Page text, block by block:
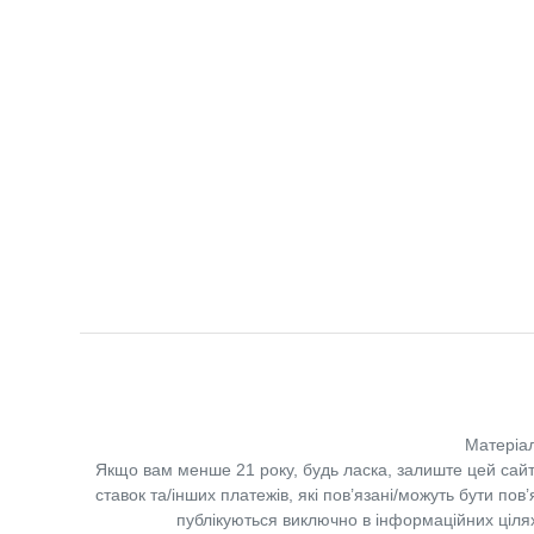
Якщо вам менше 21 року, будь ласка, залиште цей сайт.
ставок та/інших платежів, які пов’язані/можуть бути
публікуються виключно в інформаційних